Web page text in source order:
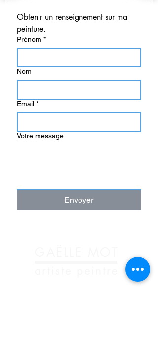
Obtenir un renseignement sur ma
peinture.
Prénom *
Nom
Email *
Votre message
Envoyer